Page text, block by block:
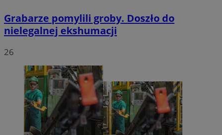
Grabarze pomylili groby. Doszło do
nielegalnej ekshumacji
26